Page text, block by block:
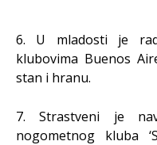
6. U mladosti je
klubovima Buenos
stan i hranu.
7. Strastveni je
nogometnog kluba